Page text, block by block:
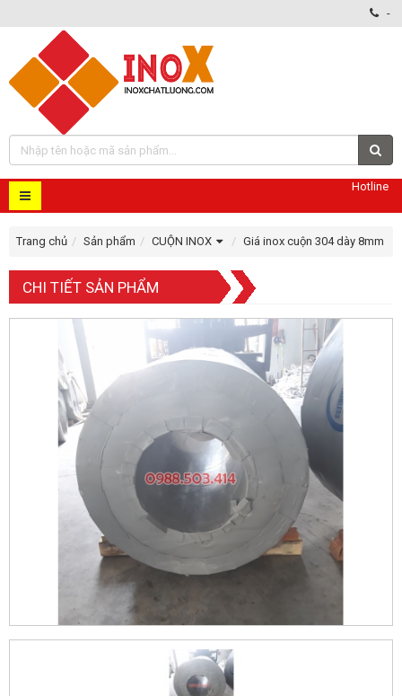
-
Hotline
Trang chủ Sản phẩm CUỘN INOX Giá inox cuộn 304 dày 8mm
CHI TIẾT SẢN PHẨM